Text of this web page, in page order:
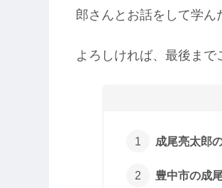
郎さんとお話をして学ん
よろしければ、最後まで
成尾亮太郎
豊中市の成